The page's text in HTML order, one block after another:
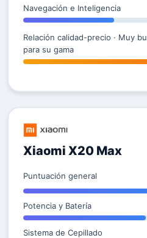
Navegación e Inteligencia
Relación calidad-precio · Muy
para su gama
Xiaomi X20 Max
Puntuación general
Potencia y Batería
Sistema de Cepillado